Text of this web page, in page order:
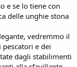
e se lo tiene con
delle unghie stona
vedremmo il
e dei
dagli stabilimenti